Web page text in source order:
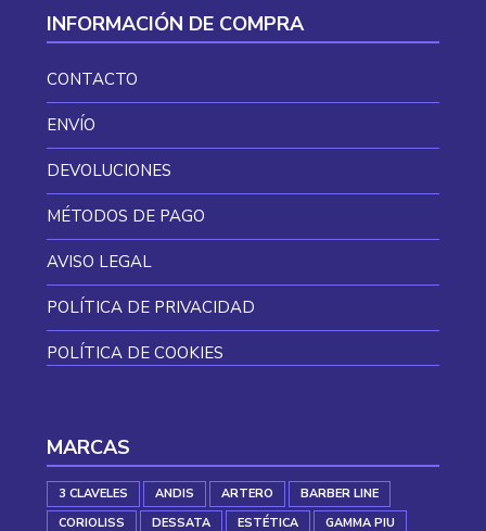
INFORMACIÓN DE COMPRA
CONTACTO
ENVÍO
DEVOLUCIONES
MÉTODOS DE PAGO
AVISO LEGAL
POLÍTICA DE PRIVACIDAD
POLÍTICA DE COOKIES
MARCAS
3 CLAVELES ANDIS ARTERO
BARBER LINE
CORIOLISS
DESSATA ESTÉTICA
GAMMA PIU